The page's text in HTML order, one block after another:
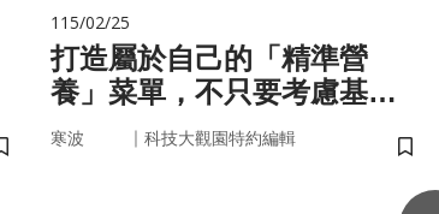
儲存書籤
115/02/25
打造屬於自己的「精準營
養」菜單，不只要考慮基
因，關鍵更在腸道微生物
寒波 ｜ 科技大觀園特約編輯
儲